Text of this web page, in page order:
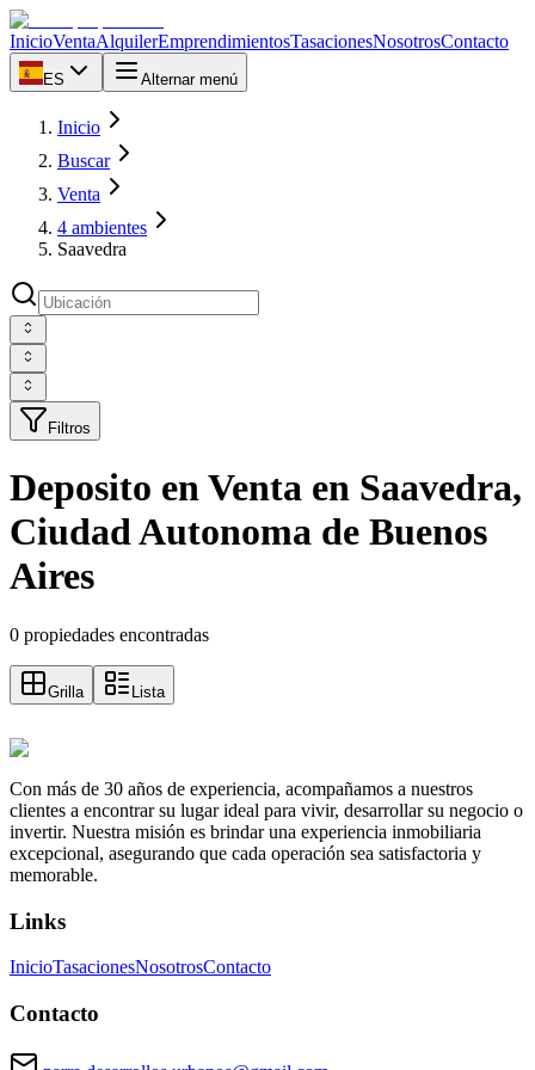
InicioVentaAlquilerEmprendimientosTasacionesNosotrosContacto
ES Alternar menú
Inicio
Buscar
Venta
4 ambientes
Saavedra
Filtros
Deposito en Venta en Saavedra,
Ciudad Autonoma de Buenos
Aires
0 propiedades encontradas
Grilla Lista
Con más de 30 años de experiencia, acompañamos a nuestros
clientes a encontrar su lugar ideal para vivir, desarrollar su negocio o
invertir. Nuestra misión es brindar una experiencia inmobiliaria
excepcional, asegurando que cada operación sea satisfactoria y
memorable.
Links
InicioTasacionesNosotrosContacto
Contacto